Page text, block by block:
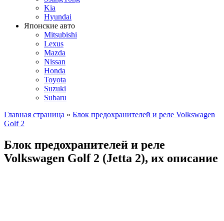
Kia
Hyundai
Японские авто
Mitsubishi
Lexus
Mazda
Nissan
Honda
Toyota
Suzuki
Subaru
Главная страница » Блок предохранителей и реле Volkswagen
Golf 2
Блок предохранителей и реле
Volkswagen Golf 2 (Jetta 2), их описание